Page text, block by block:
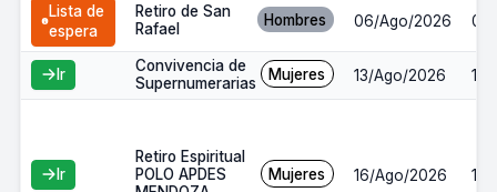
Lista de
espera
Retiro de San
Rafael
Hombres 06/Ago/2026
Ir
Convivencia de
Supernumerarias
Mujeres 13/Ago/2026
Ir
Retiro Espiritual
POLO APDES
Mujeres 16/Ago/2026